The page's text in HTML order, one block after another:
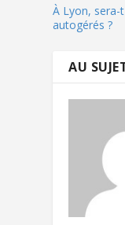
À Lyon,
autogérés ?
AU